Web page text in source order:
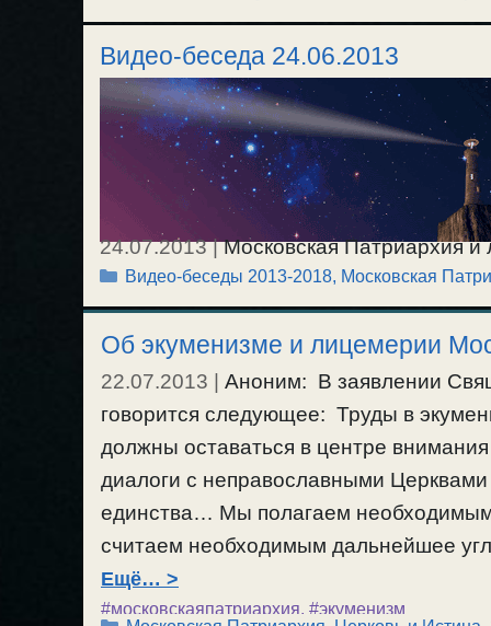
Видео-беседа 24.06.2013
24.07.2013|Московская Патриархия
выдающие тьму за свет и покрывающие
самооправдания. Суд необходимый
обличение лжи. / 24.06.2013г.
Рубрики
Видео-беседы 2013-2018, Московская
Об экуменизме и лицемерии
22.07.2013
Аноним: В заявлении
говорится следующее: Труды в
должны оставаться в центре
диалоги с неправославными
единства… Мы полагаем
считаем необходимым дальнейшее
Ещё…
#московскаяпатриархия, #экуменизм